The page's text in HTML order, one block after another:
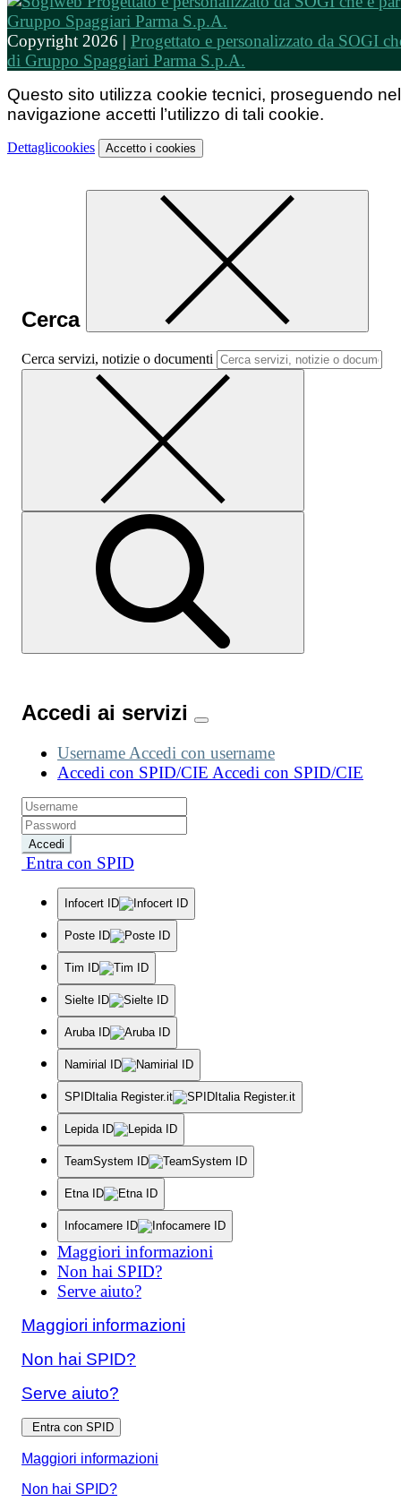
Copyright 2026 | Progettato e personalizzato da SOGI
di Gruppo Spaggiari Parma S.p.A.
Questo sito utilizza cookie tecnici, proseguendo
navigazione accetti l’utilizzo di tali cookie.
Dettaglicookies Accetto i cookies
Cerca
Cerca servizi, notizie o documenti
Accedi ai servizi
Username Accedi con username
Accedi con SPID/CIE Accedi con SPID/CIE
Accedi
Entra con SPID
Infocert ID
Poste ID
Tim ID
Sielte ID
Aruba ID
Namirial ID
SPIDItalia Register.it
Lepida ID
TeamSystem ID
Etna ID
Infocamere ID
Maggiori informazioni
Non hai SPID?
Serve aiuto?
Maggiori informazioni
Non hai SPID?
Serve aiuto?
Entra con SPID
Maggiori informazioni
Non hai SPID?